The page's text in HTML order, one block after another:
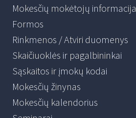
Mokesčių mokėtojų informacija
Formos
Rinkmenos / Atviri duomenys
Skaičiuoklės ir pagalbininkai
Sąskaitos ir įmokų kodai
Mokesčių žinynas
Mokesčių kalendorius